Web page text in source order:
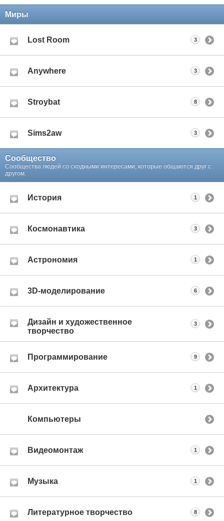
Миры
Lost Room 3
Anywhere 3
Stroybat 8
Sims2aw 3
Сообщество
Сообщества людей со сходными интересами, которые общаются друг с
другом.
История 1
Космонавтика 3
Астрономия 1
3D-моделирование 6
Дизайн и художественное
творчество
3
Программирование 9
Архитектура 1
Компьютеры
Видеомонтаж 1
Музыка 1
Литературное творчество 8